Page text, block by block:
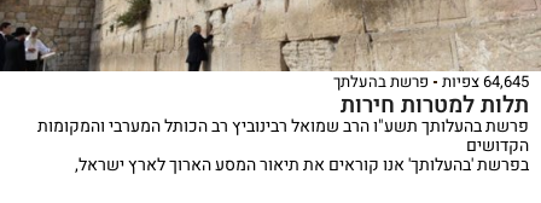
64,645 צפיות פרשת בהעלתך
תלות למטרות חירות
פרשת בהעלותך תשע"ו הרב שמואל רבינוביץ רב הכותל המערבי והמקומות
הקדושים
בפרשת 'בהעלותך' אנו קוראים את תיאור המסע הארוך לארץ ישראל,